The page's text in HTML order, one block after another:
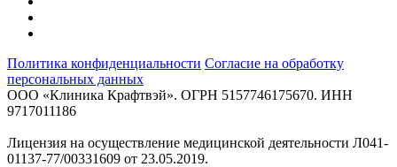
Политика конфиденциальности Согласие на обработку
персональных данных
ООО «Клиника Крафтвэй». ОГРН 5157746175670. ИНН
9717011186
Лицензия на осуществление медицинской деятельности Л041-
01137-77/00331609 от 23.05.2019.